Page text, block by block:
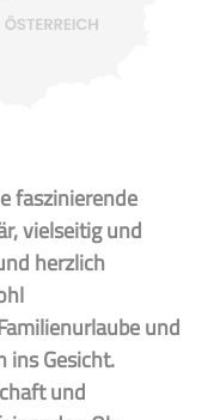
faszinierende
vielseitig und
herzlich
und
ins Gesicht.
und